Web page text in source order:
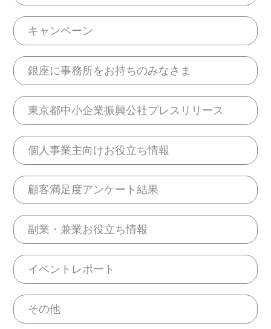
キャンペーン
銀座に事務所をお持ちのみなさま
東京都中小企業振興公社プレスリリース
個人事業主向けお役立ち情報
顧客満足度アンケート結果
副業・兼業お役立ち情報
イベントレポート
その他